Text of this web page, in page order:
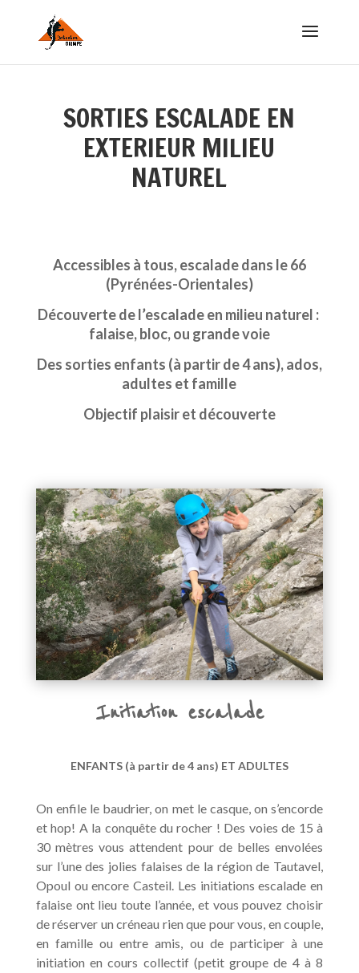
SORTIES ESCALADE EN
EXTERIEUR MILIEU
NATUREL
Accessibles à tous, escalade dans le 66
(Pyrénées-Orientales)
Découverte de l’escalade en milieu naturel :
falaise, bloc, ou grande voie
Des sorties enfants (à partir de 4 ans), ados,
adultes et famille
Objectif plaisir et découverte
Initiation escalade
ENFANTS (à partir de 4 ans) ET ADULTES
On enfile le baudrier, on met le casque, on s’encorde
et hop! A la conquête du rocher ! Des voies de 15 à
30 mètres vous attendent pour de belles envolées
sur l’une des jolies falaises de la région de Tautavel,
Opoul ou encore Casteil. Les initiations escalade en
falaise ont lieu toute l’année, et vous pouvez choisir
de réserver un créneau rien que pour vous, en couple,
en famille ou entre amis, ou de participer à une
initiation en cours collectif (petit groupe de 4 à 8